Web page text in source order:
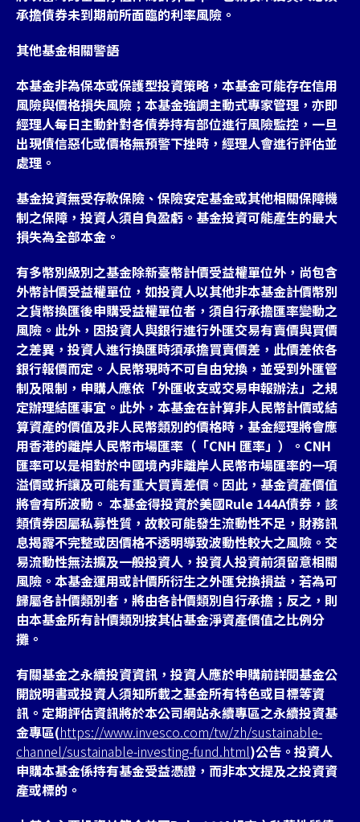
承擔債券未到期前所面臨的利率風險。
其他基金相關警語
本基金非為保本或保護型投資策略，本基金可能存在信用
風險與價格損失風險；本基金強調主動式專家管理，亦即
經理人每日主動針對各債券持有部位進行風險監控，一旦
出現債信惡化或價格無預警下挫時，經理人會進行評估並
處理。
基金投資無受存款保險、保險安定基金或其他相關保障機
制之保障，投資人須自負盈虧。基金投資可能產生的最大
損失為全部本金。
有多幣別級別之基金除新臺幣計價受益權單位外，尚包含
外幣計價受益權單位，如投資人以其他非本基金計價幣別
之貨幣換匯後申購受益權單位者，須自行承擔匯率變動之
風險。此外，因投資人與銀行進行外匯交易有賣價與買價
之差異，投資人進行換匯時須承擔買賣價差，此價差依各
銀行報價而定。人民幣現時不可自由兌換，並受到外匯管
制及限制，申購人應依「外匯收支或交易申報辦法」之規
定辦理結匯事宜。此外，本基金在計算非人民幣計價或結
算資產的價值及非人民幣類別的價格時，基金經理將會應
用香港的離岸人民幣市場匯率（「CNH 匯率」）。CNH
匯率可以是相對於中國境內非離岸人民幣市場匯率的一項
溢價或折讓及可能有重大買賣差價。因此，基金資產價值
將會有所波動。 本基金得投資於美國Rule 144A債券，該
類債券因屬私募性質，故較可能發生流動性不足，財務訊
息揭露不完整或因價格不透明導致波動性較大之風險。交
易流動性無法擴及一般投資人，投資人投資前須留意相關
風險。本基金運用或計價所衍生之外匯兌換損益，若為可
歸屬各計價類別者，將由各計價類別自行承擔；反之，則
由本基金所有計價類別按其佔基金淨資產價值之比例分
攤。
有關基金之永續投資資訊，投資人應於申購前詳閱基金公
開說明書或投資人須知所載之基金所有特色或目標等資
訊。定期評估資訊將於本公司網站永續專區之永續投資基
金專區(https://www.invesco.com/tw/zh/sustainable-
channel/sustainable-investing-fund.html)公告。投資人
申購本基金係持有基金受益憑證，而非本文提及之投資資
產或標的。